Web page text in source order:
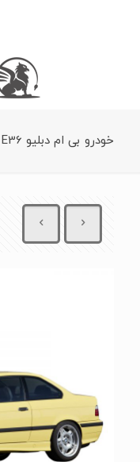
خودرو بی ام دبلیو M3 E36 دنده ای سال 1999